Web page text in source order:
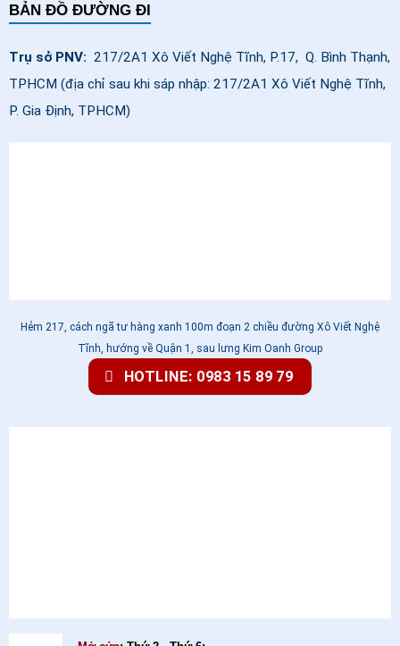
BẢN ĐỒ ĐƯỜNG ĐI
Trụ sở PNV: 217/2A1 Xô Viết Nghệ Tĩnh, P.17, Q. Bình Thạnh,
TPHCM (địa chỉ sau khi sáp nhập: 217/2A1 Xô Viết Nghệ Tĩnh,
P. Gia Định, TPHCM)
Hẻm 217, cách ngã tư hàng xanh 100m đoạn 2 chiều đường Xô Viết Nghệ
Tĩnh, hướng về Quận 1, sau lưng Kim Oanh Group
HOTLINE: 0983 15 89 79